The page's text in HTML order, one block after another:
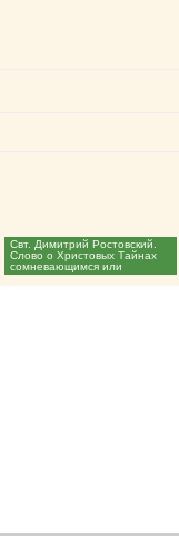
Cвт. Димитрий Ростовский.
Слово о Христовых Тайнах
сомневающимся или
неверующим...